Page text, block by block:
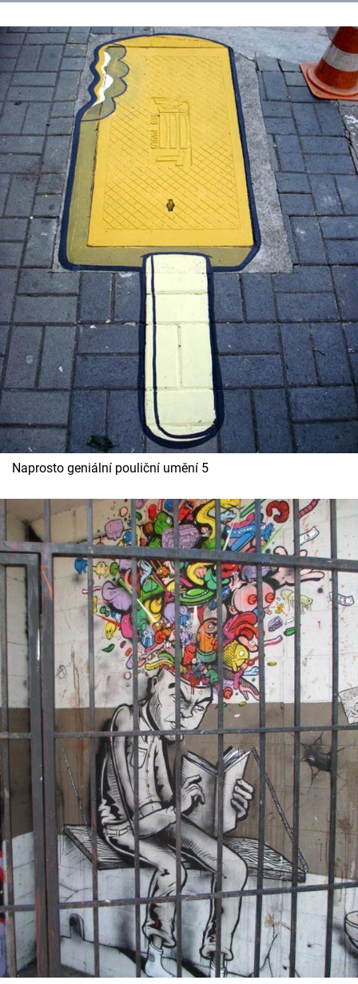
Naprosto geniální pouliční umění 5